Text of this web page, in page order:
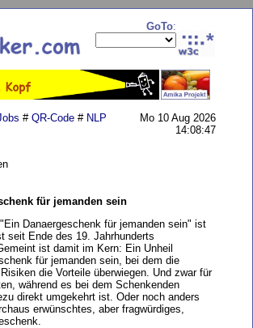
GoTo:
# QR-Code # NLP
Mo 10 Aug 2026
14:08:47
für jemanden sein
Danaergeschenk für jemanden sein" ist
seit Ende des 19. Jahrhunderts
ist damit im Kern: Ein Unheil
für jemanden sein, bei dem die
die Vorteile überwiegen. Und zwar für
während es bei dem Schenkenden
direkt umgekehrt ist. Oder noch anders
erwünschtes, aber fragwürdiges,